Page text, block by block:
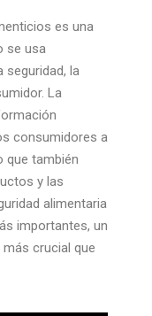
es una
se usa
seguridad, la
La
consumidores a
que también
y las
alimentaria
importantes, un
crucial que